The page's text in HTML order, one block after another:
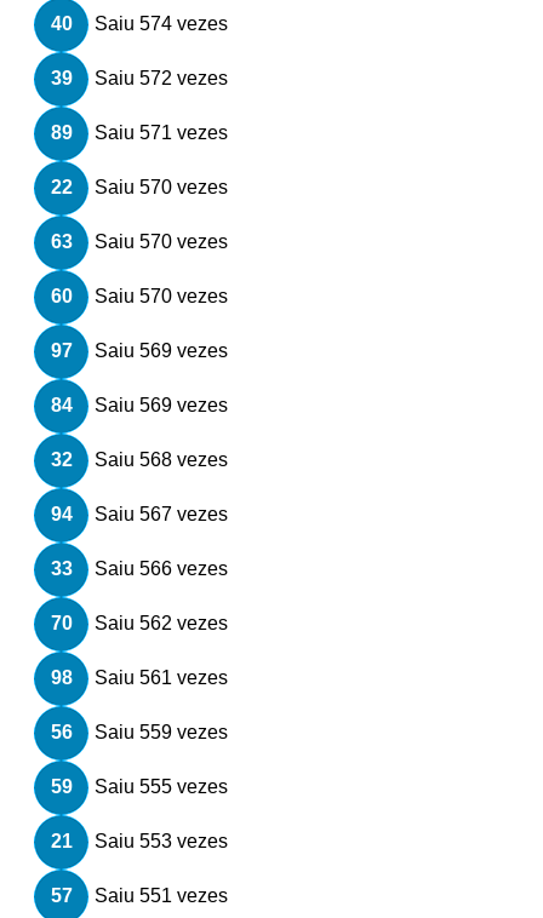
40 Saiu 574 vezes
39 Saiu 572 vezes
89 Saiu 571 vezes
22 Saiu 570 vezes
63 Saiu 570 vezes
60 Saiu 570 vezes
97 Saiu 569 vezes
84 Saiu 569 vezes
32 Saiu 568 vezes
94 Saiu 567 vezes
33 Saiu 566 vezes
70 Saiu 562 vezes
98 Saiu 561 vezes
56 Saiu 559 vezes
59 Saiu 555 vezes
21 Saiu 553 vezes
57 Saiu 551 vezes